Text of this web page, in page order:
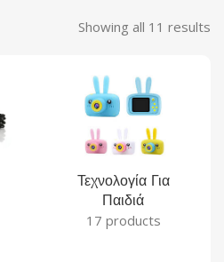
Showing all 11 results
Τεχνολογία Για
Παιδιά
17 products